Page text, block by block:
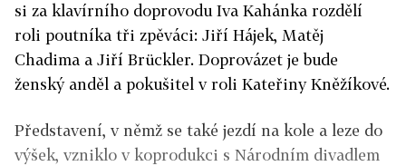
si za klavírního doprovodu Iva Kahánka rozdělí
roli poutníka tři zpěváci: Jiří Hájek, Matěj
Chadima a Jiří Brückler. Doprovázet je bude
ženský anděl a pokušitel v roli Kateřiny Kněžíkové.
Představení, v němž se také jezdí na kole a leze do
výšek, vzniklo v koprodukci s Národním divadlem